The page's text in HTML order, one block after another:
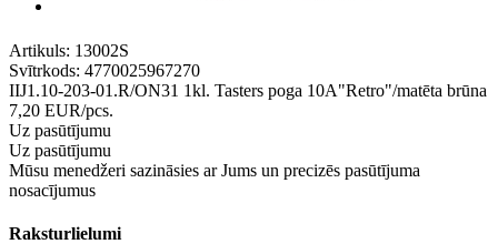
Artikuls: 13002S
Svītrkods: 4770025967270
IIJ1.10-203-01.R/ON31 1kl. Tasters poga 10A"Retro"/matēta brūna
7,20 EUR/pcs.
Uz pasūtījumu
Uz pasūtījumu
Mūsu menedžeri sazināsies ar Jums un precizēs pasūtījuma
nosacījumus
Raksturlielumi